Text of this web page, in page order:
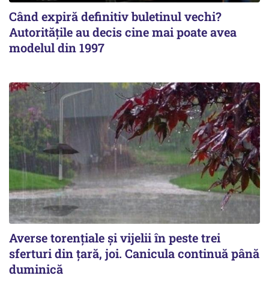
Când expiră definitiv buletinul vechi?
Autoritățile au decis cine mai poate avea
modelul din 1997
Averse torențiale și vijelii în peste trei
sferturi din țară, joi. Canicula continuă până
duminică